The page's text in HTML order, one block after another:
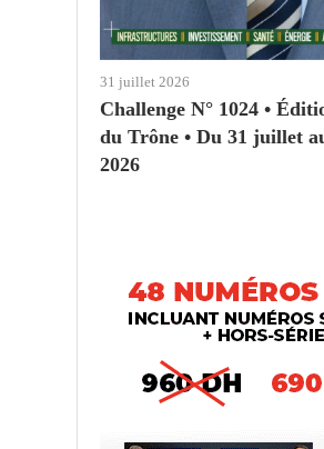
31 juillet 2026
Challenge N° 1024 •
du Trône • Du 31 juillet
2026